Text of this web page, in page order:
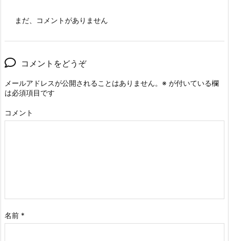
まだ、コメントがありません
コメントをどうぞ
メールアドレスが公開されることはありません。 ※ が付いている欄
は必須項目です
コメント
名前 *